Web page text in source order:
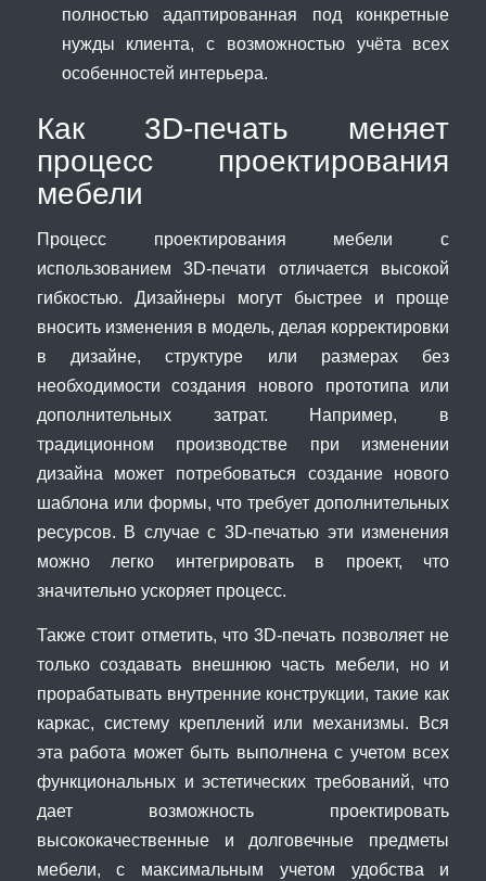
полностью адаптированная под конкретные
нужды клиента, с возможностью учёта всех
особенностей интерьера.
Как 3D-печать меняет
процесс проектирования
мебели
Процесс проектирования мебели с
использованием 3D-печати отличается высокой
гибкостью. Дизайнеры могут быстрее и проще
вносить изменения в модель, делая корректировки
в дизайне, структуре или размерах без
необходимости создания нового прототипа или
дополнительных затрат. Например, в
традиционном производстве при изменении
дизайна может потребоваться создание нового
шаблона или формы, что требует дополнительных
ресурсов. В случае с 3D-печатью эти изменения
можно легко интегрировать в проект, что
значительно ускоряет процесс.
Также стоит отметить, что 3D-печать позволяет не
только создавать внешнюю часть мебели, но и
прорабатывать внутренние конструкции, такие как
каркас, систему креплений или механизмы. Вся
эта работа может быть выполнена с учетом всех
функциональных и эстетических требований, что
дает возможность проектировать
высококачественные и долговечные предметы
мебели, с максимальным учетом удобства и